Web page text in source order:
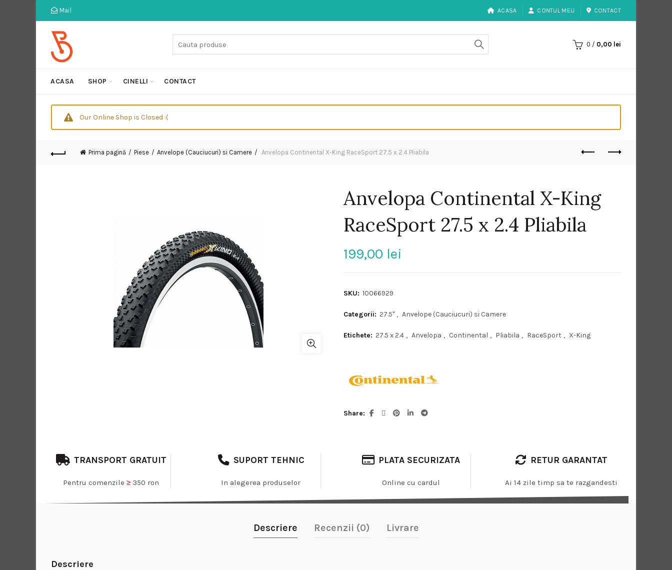
Mail ACASA CONTUL MEU CONTACT
0 / 0,00 lei
ACASA SHOP CINELLI CONTACT
Our Online Shop is Closed :(
Prima pagină Piese Anvelope (Cauciucuri) si Camere Anvelopa Continental X-King RaceSport 27.5 x 2.4 Pliabila
Anvelopa Continental X-King
RaceSport 27.5 x 2.4 Pliabila
199,00 lei
SKU: 10066929
Categorii: 27.5" , Anvelope (Cauciucuri) si Camere
Etichete: 27.5 x 2.4 , Anvelopa , Continental , Pliabila , RaceSport , X-King
Share
TRANSPORT GRATUIT
Pentru comenzile ≥350 ron
SUPORT TEHNIC
In alegerea produselor
PLATA SECURIZATA
Online cu cardul
RETUR GARANTAT
Ai 14 zile timp sa te razgandesti
Descriere Recenzii (0) Livrare
Descriere